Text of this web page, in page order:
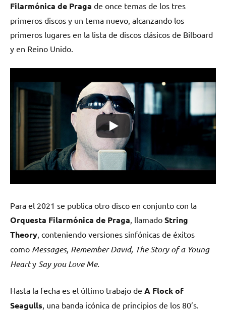
Filarmónica de Praga de once temas de los tres
primeros discos y un tema nuevo, alcanzando los
primeros lugares en la lista de discos clásicos de Bilboard
y en Reino Unido.
Para el 2021 se publica otro disco en conjunto con la
Orquesta Filarmónica de Praga , llamado String
Theory , conteniendo versiones sinfónicas de éxitos
como Messages, Remember David, The Story of a Young
Hearty Say you Love Me.
Hasta la fecha es el último trabajo de A Flock of
Seagulls , una banda icónica de principios de los 80’s.